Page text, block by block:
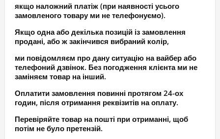
якщо наложний платіж (при наявності усього
замовленого товару ми не телефонуємо).
Якщо одна або декілька позицій із замовлення
продані, або ж закінчився вибраний колір,
ми повідомляєм про дану ситуацію на вайбер або
телефоний дзвінок. Без погодження клієнта ми не
заміняєм товар на інший.
Оплатити замовлення повинні протягом 24-ох
годин, після отримання реквізитів на оплату.
Перевіряйте товар на пошті при отриманні, щоб
потім не було претензій.